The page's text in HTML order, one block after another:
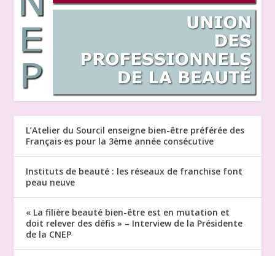
L’Atelier du Sourcil enseigne bien-être préférée des
Français·es pour la 3ème année consécutive
Instituts de beauté : les réseaux de franchise font
peau neuve
« La filière beauté bien-être est en mutation et
doit relever des défis » – Interview de la Présidente
de la CNEP